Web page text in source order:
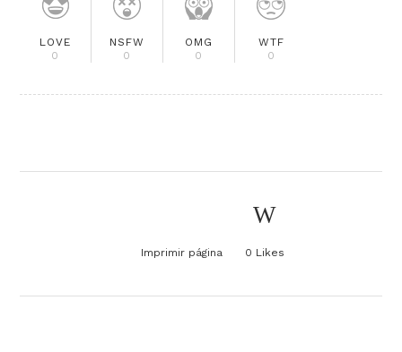
LOVE
0
NSFW
0
OMG
0
WTF
0
Imprimir página 0 Likes